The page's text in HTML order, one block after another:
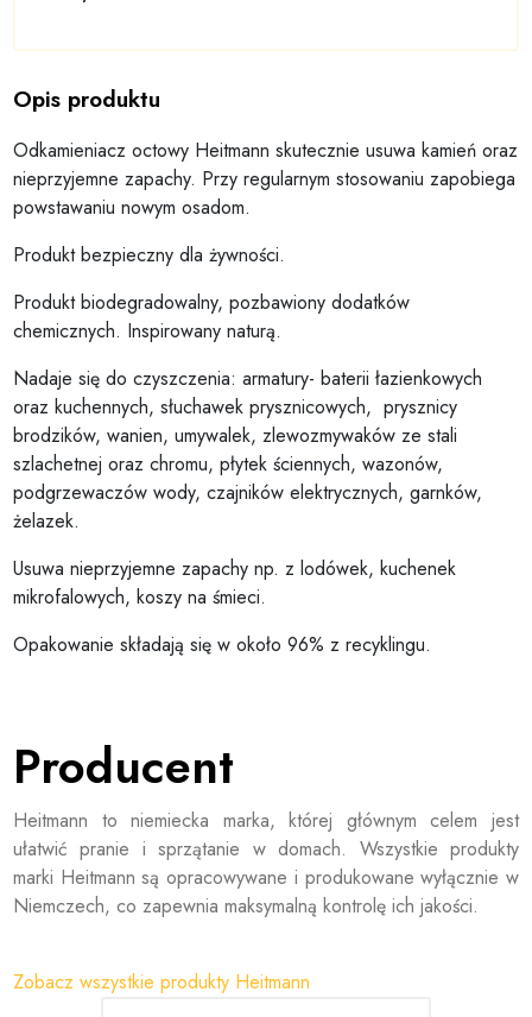
Opis produktu
Odkamieniacz octowy Heitmann skutecznie usuwa kamień oraz
nieprzyjemne zapachy. Przy regularnym stosowaniu zapobiega
powstawaniu nowym osadom.
Produkt bezpieczny dla żywności.
Produkt biodegradowalny, pozbawiony dodatków
chemicznych. Inspirowany naturą.
Nadaje się do czyszczenia: armatury- baterii łazienkowych
oraz kuchennych, słuchawek prysznicowych, prysznicy
brodzików, wanien, umywalek, zlewozmywaków ze stali
szlachetnej oraz chromu, płytek ściennych, wazonów,
podgrzewaczów wody, czajników elektrycznych, garnków,
żelazek.
Usuwa nieprzyjemne zapachy np. z lodówek, kuchenek
mikrofalowych, koszy na śmieci.
Opakowanie składają się w około 96% z recyklingu.
Producent
Heitmann to niemiecka marka, której głównym celem jest
ułatwić pranie i sprzątanie w domach. Wszystkie produkty
marki Heitmann są opracowywane i produkowane wyłącznie w
Niemczech, co zapewnia maksymalną kontrolę ich jakości.
Zobacz wszystkie produkty Heitmann